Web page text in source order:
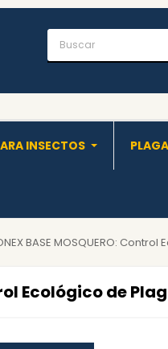
INSECTOS
BASE MOSQUERO:
Ecológico de